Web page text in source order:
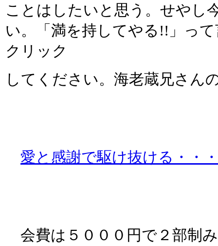
ことはしたいと思う。せやし
い。「満を持してやる!!」っ
クリック
してください。海老蔵兄さん
愛と感謝で駆け抜ける・・
会費は５０００円で２部制